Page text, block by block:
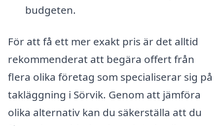
budgeten.
För att få ett mer exakt pris är det alltid
rekommenderat att begära offert från
flera olika företag som specialiserar sig på
takläggning i Sörvik. Genom att jämföra
olika alternativ kan du säkerställa att du